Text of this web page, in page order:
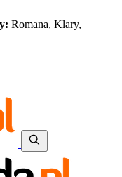
Romana, Klary,